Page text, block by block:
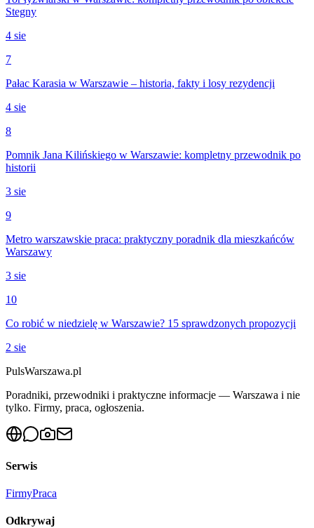
Stegny
4 sie
7
Pałac Karasia w Warszawie – historia, fakty i losy rezydencji
4 sie
8
Pomnik Jana Kilińskiego w Warszawie: kompletny przewodnik po
historii
3 sie
9
Metro warszawskie praca: praktyczny poradnik dla mieszkańców
Warszawy
3 sie
10
Co robić w niedzielę w Warszawie? 15 sprawdzonych propozycji
2 sie
PulsWarszawa.pl
Poradniki, przewodniki i praktyczne informacje — Warszawa i nie
tylko. Firmy, praca, ogłoszenia.
Serwis
FirmyPraca
Odkrywaj